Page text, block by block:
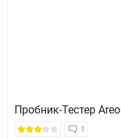
Пробник-Тестер
1